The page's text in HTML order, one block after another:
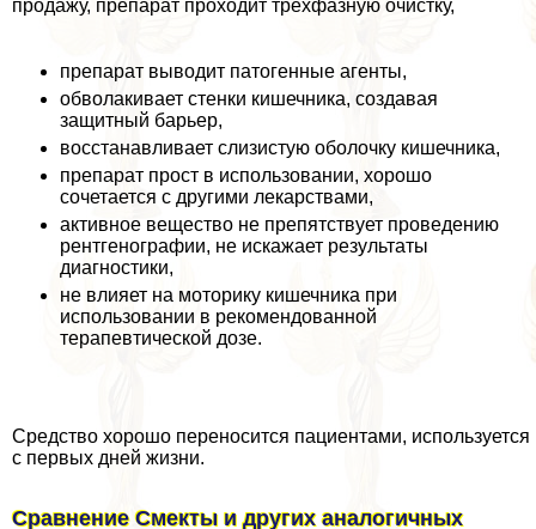
продажу, препарат проходит трехфазную очистку,
препарат выводит патогенные агенты,
обволакивает стенки кишечника, создавая
защитный барьер,
восстанавливает слизистую оболочку кишечника,
препарат прост в использовании, хорошо
сочетается с другими лекарствами,
активное вещество не препятствует проведению
рентгенографии, не искажает результаты
диагностики,
не влияет на моторику кишечника при
использовании в рекомендованной
терапевтической дозе.
Средство хорошо переносится пациентами, используется
с первых дней жизни.
Сравнение Смекты и других аналогичных